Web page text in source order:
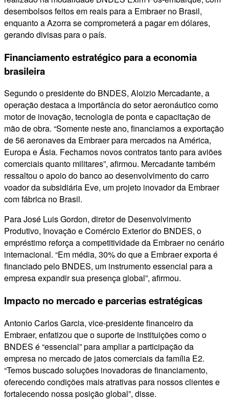
desembolsos feitos em reais para a Embraer no Brasil,
enquanto a Azorra se comprometerá a pagar em dólares,
gerando divisas para o país.
Financiamento estratégico para a economia
brasileira
Segundo o presidente do BNDES, Aloizio Mercadante, a
operação destaca a importância do setor aeronáutico como
motor de inovação, tecnologia de ponta e capacitação de
mão de obra. “Somente neste ano, financiamos a exportação
de 56 aeronaves da Embraer para mercados na América,
Europa e Ásia. Fechamos novos contratos tanto para aviões
comerciais quanto militares”, afirmou. Mercadante também
ressaltou o apoio do banco ao desenvolvimento do carro
voador da subsidiária Eve, um projeto inovador da Embraer
com fábrica no Brasil.
Para José Luis Gordon, diretor de Desenvolvimento
Produtivo, Inovação e Comércio Exterior do BNDES, o
empréstimo reforça a competitividade da Embraer no cenário
internacional. “Em média, 30% do que a Embraer exporta é
financiado pelo BNDES, um instrumento essencial para a
empresa expandir sua presença global”, afirmou.
Impacto no mercado e parcerias estratégicas
Antonio Carlos Garcia, vice-presidente financeiro da
Embraer, enfatizou que o suporte de instituições como o
BNDES é “essencial” para ampliar a participação da
empresa no mercado de jatos comerciais da família E2.
“Temos buscado soluções inovadoras de financiamento,
oferecendo condições mais atrativas para nossos clientes e
fortalecendo nossa posição global”, disse.